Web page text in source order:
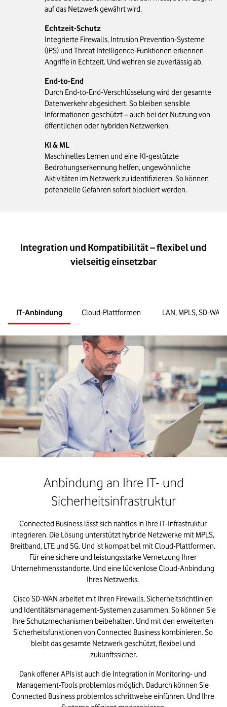
auf das Netzwerk gewährt wird.
Echtzeit-Schutz
Integrierte Firewalls, Intrusion Prevention-Systeme
(IPS) und Threat Intelligence-Funktionen erkennen
Angriffe in Echtzeit. Und wehren sie zuverlässig ab.
End-to-End
Durch End-to-End-Verschlüsselung wird der gesamte
Datenverkehr abgesichert. So bleiben sensible
Informationen geschützt – auch bei der Nutzung von
öffentlichen oder hybriden Netzwerken.
KI & ML
Maschinelles Lernen und eine KI-gestützte
Bedrohungserkennung helfen, ungewöhnliche
Aktivitäten im Netzwerk zu identifizieren. So können
potenzielle Gefahren sofort blockiert werden.
Integration und Kompatibilität – flexibel und
vielseitig einsetzbar
IT-Anbindung Cloud-Plattformen LAN, MPLS, SD-WAN
Anbindung an Ihre IT- und
Sicherheitsinfrastruktur
Connected Business lässt sich nahtlos in Ihre IT-Infrastruktur
integrieren. Die Lösung unterstützt hybride Netzwerke mit MPLS,
Breitband, LTE und 5G. Und ist kompatibel mit Cloud-Plattformen.
Für eine sichere und leistungsstarke Vernetzung Ihrer
Unternehmensstandorte. Und eine lückenlose Cloud-Anbindung
Ihres Netzwerks.
Cisco SD-WAN arbeitet mit Ihren Firewalls, Sicherheitsrichtlinien
und Identitätsmanagement-Systemen zusammen. So können Sie
Ihre Schutzmechanismen beibehalten. Und mit den erweiterten
Sicherheitsfunktionen von Connected Business kombinieren. So
bleibt das gesamte Netzwerk geschützt, flexibel und
zukunftssicher.
Dank offener APIs ist auch die Integration in Monitoring- und
Management-Tools problemlos möglich. Dadurch können Sie
Connected Business problemlos schrittweise einführen. Und Ihre